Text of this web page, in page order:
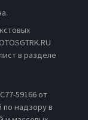
в разделе
59166 от
по надзору в